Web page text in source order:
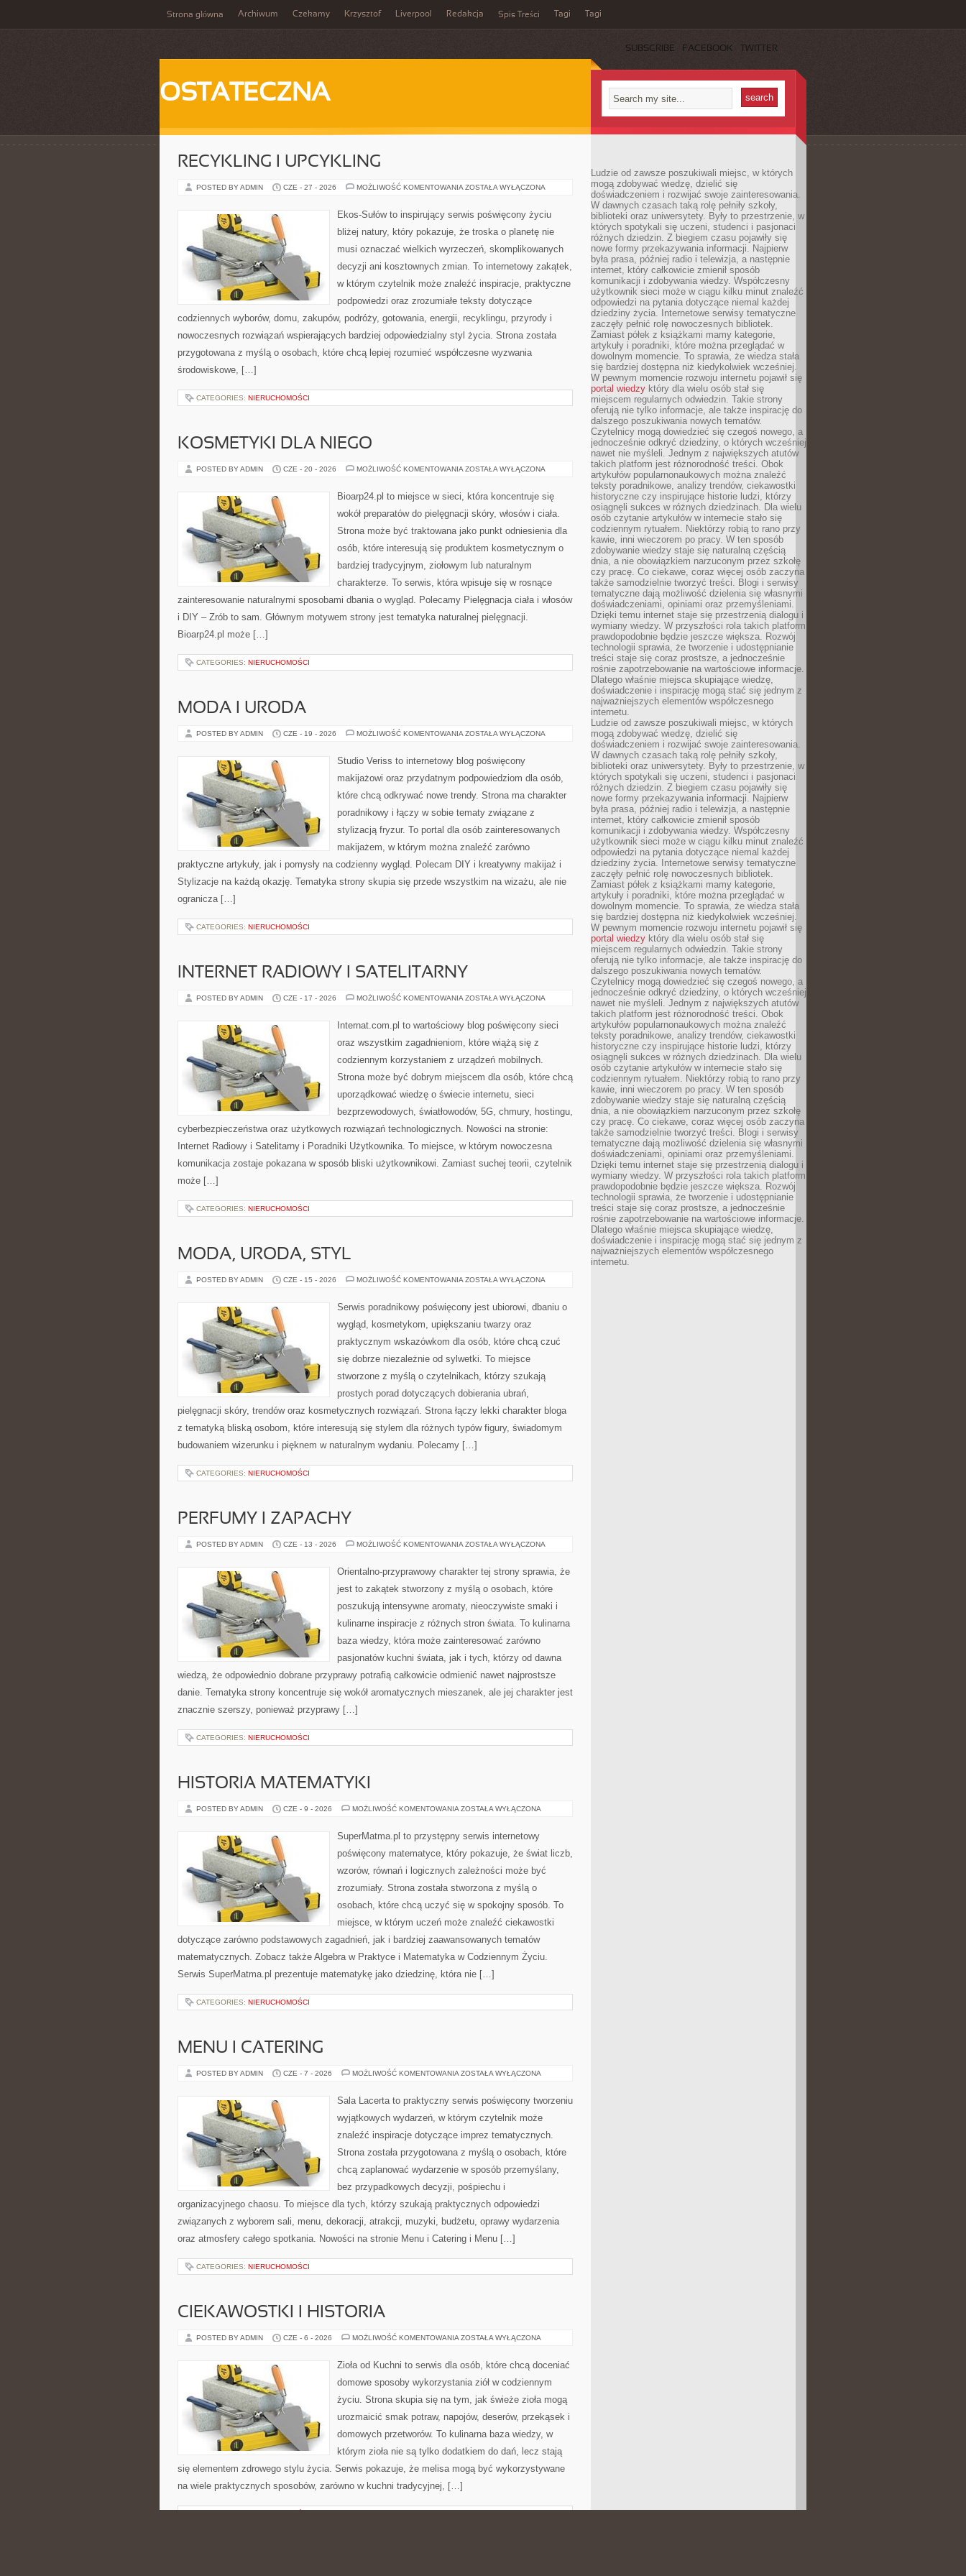
Strona główna Archiwum Czekamy Krzysztof Liverpool Redakcja Spis Treści Tagi Tagi
SUBSCRIBE FACEBOOK TWITTER
OSTATECZNA
RECYKLING I UPCYKLING
POSTED BY ADMIN CZE - 27 - 2026 MOŻLIWOŚĆ KOMENTOWANIA RECYKLING
ZOSTAŁA WYŁĄCZONA
Ekos-Sułów to inspirujący serwis poświęcony życiu
bliżej natury, który pokazuje, że troska o planetę nie
musi oznaczać wielkich wyrzeczeń, skomplikowanych
decyzji ani kosztownych zmian. To internetowy zakątek,
w którym czytelnik może znaleźć inspiracje, praktyczne
podpowiedzi oraz zrozumiałe teksty dotyczące
codziennych wyborów, domu, zakupów, podróży, gotowania, energii, recyklingu, przyrody i
nowoczesnych rozwiązań wspierających bardziej odpowiedzialny styl życia. Strona została
przygotowana z myślą o osobach, które chcą lepiej rozumieć współczesne wyzwania
środowiskowe, […]
CATEGORIES: NIERUCHOMOŚCI
KOSMETYKI DLA NIEGO
POSTED BY ADMIN CZE - 20 - 2026 MOŻLIWOŚĆ KOMENTOWANIA KOSMETYKI
ZOSTAŁA WYŁĄCZONA
Bioarp24.pl to miejsce w sieci, która koncentruje się
wokół preparatów do pielęgnacji skóry, włosów i ciała.
Strona może być traktowana jako punkt odniesienia dla
osób, które interesują się produktem kosmetycznym o
bardziej tradycyjnym, ziołowym lub naturalnym
charakterze. To serwis, która wpisuje się w rosnące
zainteresowanie naturalnymi sposobami dbania o wygląd. Polecamy Pielęgnacja ciała i włosów
i DIY – Zrób to sam. Głównym motywem strony jest tematyka naturalnej pielęgnacji.
Bioarp24.pl może […]
CATEGORIES: NIERUCHOMOŚCI
MODA I URODA
POSTED BY ADMIN CZE - 19 - 2026 MOŻLIWOŚĆ KOMENTOWANIA MODA
ZOSTAŁA WYŁĄCZONA
Studio Veriss to internetowy blog poświęcony
makijażowi oraz przydatnym podpowiedziom dla osób,
które chcą odkrywać nowe trendy. Strona ma charakter
poradnikowy i łączy w sobie tematy związane z
stylizacją fryzur. To portal dla osób zainteresowanych
makijażem, w którym można znaleźć zarówno
praktyczne artykuły, jak i pomysły na codzienny wygląd. Polecam DIY i kreatywny makijaż i
Stylizacje na każdą okazję. Tematyka strony skupia się przede wszystkim na wizażu, ale nie
ogranicza […]
CATEGORIES: NIERUCHOMOŚCI
INTERNET RADIOWY I SATELITARNY
POSTED BY ADMIN CZE - 17 - 2026 MOŻLIWOŚĆ KOMENTOWANIA INTERNET
SATELITARNY
ZOSTAŁA WYŁĄCZONA
Internat.com.pl to wartościowy blog poświęcony sieci
oraz wszystkim zagadnieniom, które wiążą się z
codziennym korzystaniem z urządzeń mobilnych.
Strona może być dobrym miejscem dla osób, które chcą
uporządkować wiedzę o świecie internetu, sieci
bezprzewodowych, światłowodów, 5G, chmury, hostingu,
cyberbezpieczeństwa oraz użytkowych rozwiązań technologicznych. Nowości na stronie:
Internet Radiowy i Satelitarny i Poradniki Użytkownika. To miejsce, w którym nowoczesna
komunikacja zostaje pokazana w sposób bliski użytkownikowi. Zamiast suchej teorii, czytelnik
może […]
CATEGORIES: NIERUCHOMOŚCI
MODA, URODA, STYL
POSTED BY ADMIN CZE - 15 - 2026 MOŻLIWOŚĆ KOMENTOWANIA MODA,
ZOSTAŁA WYŁĄCZONA
Serwis poradnikowy poświęcony jest ubiorowi, dbaniu o
wygląd, kosmetykom, upiększaniu twarzy oraz
praktycznym wskazówkom dla osób, które chcą czuć
się dobrze niezależnie od sylwetki. To miejsce
stworzone z myślą o czytelnikach, którzy szukają
prostych porad dotyczących dobierania ubrań,
pielęgnacji skóry, trendów oraz kosmetycznych rozwiązań. Strona łączy lekki charakter bloga
z tematyką bliską osobom, które interesują się stylem dla różnych typów figury, świadomym
budowaniem wizerunku i pięknem w naturalnym wydaniu. Polecamy […]
CATEGORIES: NIERUCHOMOŚCI
PERFUMY I ZAPACHY
POSTED BY ADMIN CZE - 13 - 2026 MOŻLIWOŚĆ KOMENTOWANIA PERFUMY
ZOSTAŁA WYŁĄCZONA
Orientalno-przyprawowy charakter tej strony sprawia, że
jest to zakątek stworzony z myślą o osobach, które
poszukują intensywne aromaty, nieoczywiste smaki i
kulinarne inspiracje z różnych stron świata. To kulinarna
baza wiedzy, która może zainteresować zarówno
pasjonatów kuchni świata, jak i tych, którzy od dawna
wiedzą, że odpowiednio dobrane przyprawy potrafią całkowicie odmienić nawet najprostsze
danie. Tematyka strony koncentruje się wokół aromatycznych mieszanek, ale jej charakter jest
znacznie szerszy, ponieważ przyprawy […]
CATEGORIES: NIERUCHOMOŚCI
HISTORIA MATEMATYKI
POSTED BY ADMIN CZE - 9 - 2026 MOŻLIWOŚĆ KOMENTOWANIA HISTORIA
ZOSTAŁA WYŁĄCZONA
SuperMatma.pl to przystępny serwis internetowy
poświęcony matematyce, który pokazuje, że świat liczb,
wzorów, równań i logicznych zależności może być
zrozumiały. Strona została stworzona z myślą o
osobach, które chcą uczyć się w spokojny sposób. To
miejsce, w którym uczeń może znaleźć ciekawostki
dotyczące zarówno podstawowych zagadnień, jak i bardziej zaawansowanych tematów
matematycznych. Zobacz także Algebra w Praktyce i Matematyka w Codziennym Życiu.
Serwis SuperMatma.pl prezentuje matematykę jako dziedzinę, która nie […]
CATEGORIES: NIERUCHOMOŚCI
MENU I CATERING
POSTED BY ADMIN CZE - 7 - 2026 MOŻLIWOŚĆ KOMENTOWANIA MENU
ZOSTAŁA WYŁĄCZONA
Sala Lacerta to praktyczny serwis poświęcony tworzeniu
wyjątkowych wydarzeń, w którym czytelnik może
znaleźć inspiracje dotyczące imprez tematycznych.
Strona została przygotowana z myślą o osobach, które
chcą zaplanować wydarzenie w sposób przemyślany,
bez przypadkowych decyzji, pośpiechu i
organizacyjnego chaosu. To miejsce dla tych, którzy szukają praktycznych odpowiedzi
związanych z wyborem sali, menu, dekoracji, atrakcji, muzyki, budżetu, oprawy wydarzenia
oraz atmosfery całego spotkania. Nowości na stronie Menu i Catering i Menu […]
CATEGORIES: NIERUCHOMOŚCI
CIEKAWOSTKI I HISTORIA
POSTED BY ADMIN CZE - 6 - 2026 MOŻLIWOŚĆ KOMENTOWANIA CIEKAWOSTKI
ZOSTAŁA WYŁĄCZONA
Zioła od Kuchni to serwis dla osób, które chcą doceniać
domowe sposoby wykorzystania ziół w codziennym
życiu. Strona skupia się na tym, jak świeże zioła mogą
urozmaicić smak potraw, napojów, deserów, przekąsek i
domowych przetworów. To kulinarna baza wiedzy, w
którym zioła nie są tylko dodatkiem do dań, lecz stają
się elementem zdrowego stylu życia. Serwis pokazuje, że melisa mogą być wykorzystywane
na wiele praktycznych sposobów, zarówno w kuchni tradycyjnej, […]
Ludzie od zawsze poszukiwali miejsc, w których
mogą zdobywać wiedzę, dzielić się
doświadczeniem i rozwijać swoje zainteresowania.
W dawnych czasach taką rolę pełniły szkoły,
biblioteki oraz uniwersytety. Były to przestrzenie, w
których spotykali się uczeni, studenci i pasjonaci
różnych dziedzin. Z biegiem czasu pojawiły się
nowe formy przekazywania informacji. Najpierw
była prasa, później radio i telewizja, a następnie
internet, który całkowicie zmienił sposób
komunikacji i zdobywania wiedzy. Współczesny
użytkownik sieci może w ciągu kilku minut znaleźć
odpowiedzi na pytania dotyczące niemal każdej
dziedziny życia. Internetowe serwisy tematyczne
zaczęły pełnić rolę nowoczesnych bibliotek.
Zamiast półek z książkami mamy kategorie,
artykuły i poradniki, które można przeglądać w
dowolnym momencie. To sprawia, że wiedza stała
się bardziej dostępna niż kiedykolwiek wcześniej.
W pewnym momencie rozwoju internetu pojawił się
portal wiedzy który dla wielu osób stał się
miejscem regularnych odwiedzin. Takie strony
oferują nie tylko informacje, ale także inspirację do
dalszego poszukiwania nowych tematów.
Czytelnicy mogą dowiedzieć się czegoś nowego, a
jednocześnie odkryć dziedziny, o których wcześniej
nawet nie myśleli. Jednym z największych atutów
takich platform jest różnorodność treści. Obok
artykułów popularnonaukowych można znaleźć
teksty poradnikowe, analizy trendów, ciekawostki
historyczne czy inspirujące historie ludzi, którzy
osiągnęli sukces w różnych dziedzinach. Dla wielu
osób czytanie artykułów w internecie stało się
codziennym rytuałem. Niektórzy robią to rano przy
kawie, inni wieczorem po pracy. W ten sposób
zdobywanie wiedzy staje się naturalną częścią
dnia, a nie obowiązkiem narzuconym przez szkołę
czy pracę. Co ciekawe, coraz więcej osób zaczyna
także samodzielnie tworzyć treści. Blogi i serwisy
tematyczne dają możliwość dzielenia się własnymi
doświadczeniami, opiniami oraz przemyśleniami.
Dzięki temu internet staje się przestrzenią dialogu i
wymiany wiedzy. W przyszłości rola takich platform
prawdopodobnie będzie jeszcze większa. Rozwój
technologii sprawia, że tworzenie i udostępnianie
treści staje się coraz prostsze, a jednocześnie
rośnie zapotrzebowanie na wartościowe informacje.
Dlatego właśnie miejsca skupiające wiedzę,
doświadczenie i inspirację mogą stać się jednym z
najważniejszych elementów współczesnego
internetu.
Ludzie od zawsze poszukiwali miejsc, w których
mogą zdobywać wiedzę, dzielić się
doświadczeniem i rozwijać swoje zainteresowania.
W dawnych czasach taką rolę pełniły szkoły,
biblioteki oraz uniwersytety. Były to przestrzenie, w
których spotykali się uczeni, studenci i pasjonaci
różnych dziedzin. Z biegiem czasu pojawiły się
nowe formy przekazywania informacji. Najpierw
była prasa, później radio i telewizja, a następnie
internet, który całkowicie zmienił sposób
komunikacji i zdobywania wiedzy. Współczesny
użytkownik sieci może w ciągu kilku minut znaleźć
odpowiedzi na pytania dotyczące niemal każdej
dziedziny życia. Internetowe serwisy tematyczne
zaczęły pełnić rolę nowoczesnych bibliotek.
Zamiast półek z książkami mamy kategorie,
artykuły i poradniki, które można przeglądać w
dowolnym momencie. To sprawia, że wiedza stała
się bardziej dostępna niż kiedykolwiek wcześniej.
W pewnym momencie rozwoju internetu pojawił się
portal wiedzy który dla wielu osób stał się
miejscem regularnych odwiedzin. Takie strony
oferują nie tylko informacje, ale także inspirację do
dalszego poszukiwania nowych tematów.
Czytelnicy mogą dowiedzieć się czegoś nowego, a
jednocześnie odkryć dziedziny, o których wcześniej
nawet nie myśleli. Jednym z największych atutów
takich platform jest różnorodność treści. Obok
artykułów popularnonaukowych można znaleźć
teksty poradnikowe, analizy trendów, ciekawostki
historyczne czy inspirujące historie ludzi, którzy
osiągnęli sukces w różnych dziedzinach. Dla wielu
osób czytanie artykułów w internecie stało się
codziennym rytuałem. Niektórzy robią to rano przy
kawie, inni wieczorem po pracy. W ten sposób
zdobywanie wiedzy staje się naturalną częścią
dnia, a nie obowiązkiem narzuconym przez szkołę
czy pracę. Co ciekawe, coraz więcej osób zaczyna
także samodzielnie tworzyć treści. Blogi i serwisy
tematyczne dają możliwość dzielenia się własnymi
doświadczeniami, opiniami oraz przemyśleniami.
Dzięki temu internet staje się przestrzenią dialogu i
wymiany wiedzy. W przyszłości rola takich platform
prawdopodobnie będzie jeszcze większa. Rozwój
technologii sprawia, że tworzenie i udostępnianie
treści staje się coraz prostsze, a jednocześnie
rośnie zapotrzebowanie na wartościowe informacje.
Dlatego właśnie miejsca skupiające wiedzę,
doświadczenie i inspirację mogą stać się jednym z
najważniejszych elementów współczesnego
internetu.